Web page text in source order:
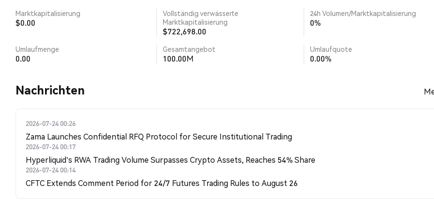
Marktkapitalisierung
$0.00
Vollständig verwässerte
Marktkapitalisierung
$722,698.00
24h Volumen/Marktkapitalisierung
0%
Umlaufmenge
0.00
Gesamtangebot
100.00M
Umlaufquote
0.00%
Nachrichten
2026-07-24 00:26
Zama Launches Confidential RFQ Protocol for Secure Institutional Trading
2026-07-24 00:17
Hyperliquid's RWA Trading Volume Surpasses Crypto Assets, Reaches 54% Share
2026-07-24 00:14
CFTC Extends Comment Period for 24/7 Futures Trading Rules to August 26